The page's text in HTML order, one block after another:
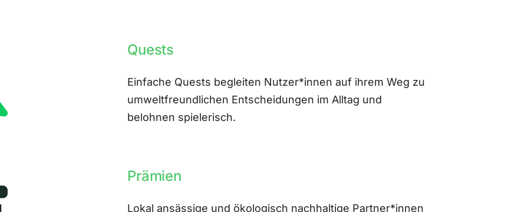
Quests
Einfache Quests begleiten Nutzer*innen auf ihrem Weg zu
umweltfreundlichen Entscheidungen im Alltag und
belohnen spielerisch.
Prämien
Lokal ansässige und ökologisch nachhaltige Partner*innen